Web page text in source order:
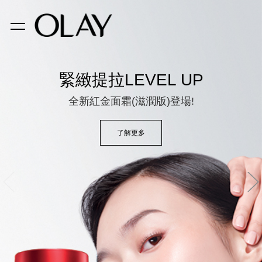
緊緻提拉LEVEL UP
全新紅金面霜(滋潤版)登場!
了解更多